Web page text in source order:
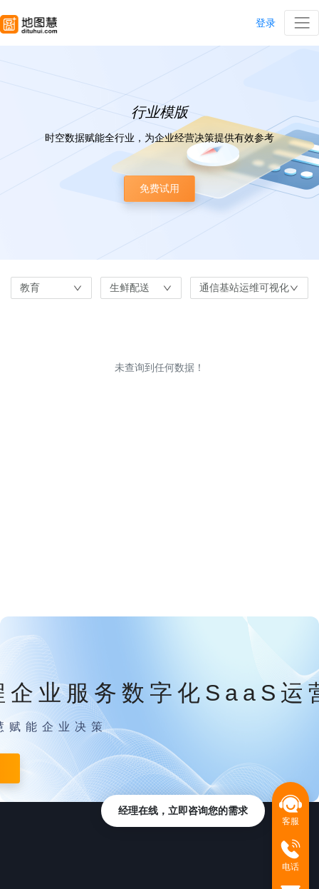
登录
行业模版
时空数据赋能全行业，为企业经营决策提供有效参考
免费试用
教育 生鲜配送 通信基站运维可视化
未查询到任何数据！
企业服务数字化SaaS运
赋能企业决策
客服
电话
经理在线，立即咨询您的需求